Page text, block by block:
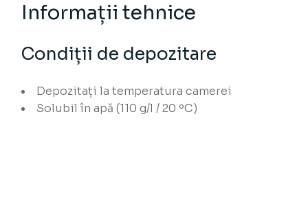
Informații tehnice
Condiții de depozitare
Depozitați la temperatura camerei
Solubil în apă (110 g/l / 20 ºC)